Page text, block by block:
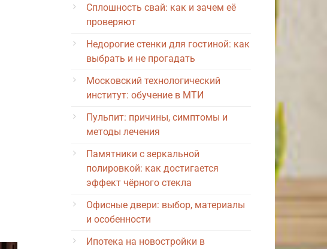
Сплошность свай: как и зачем её
проверяют
Недорогие стенки для гостиной: как
выбрать и не прогадать
Московский технологический
институт: обучение в МТИ
Пульпит: причины, симптомы и
методы лечения
Памятники с зеркальной
полировкой: как достигается
эффект чёрного стекла
Офисные двери: выбор, материалы
и особенности
Ипотека на новостройки в